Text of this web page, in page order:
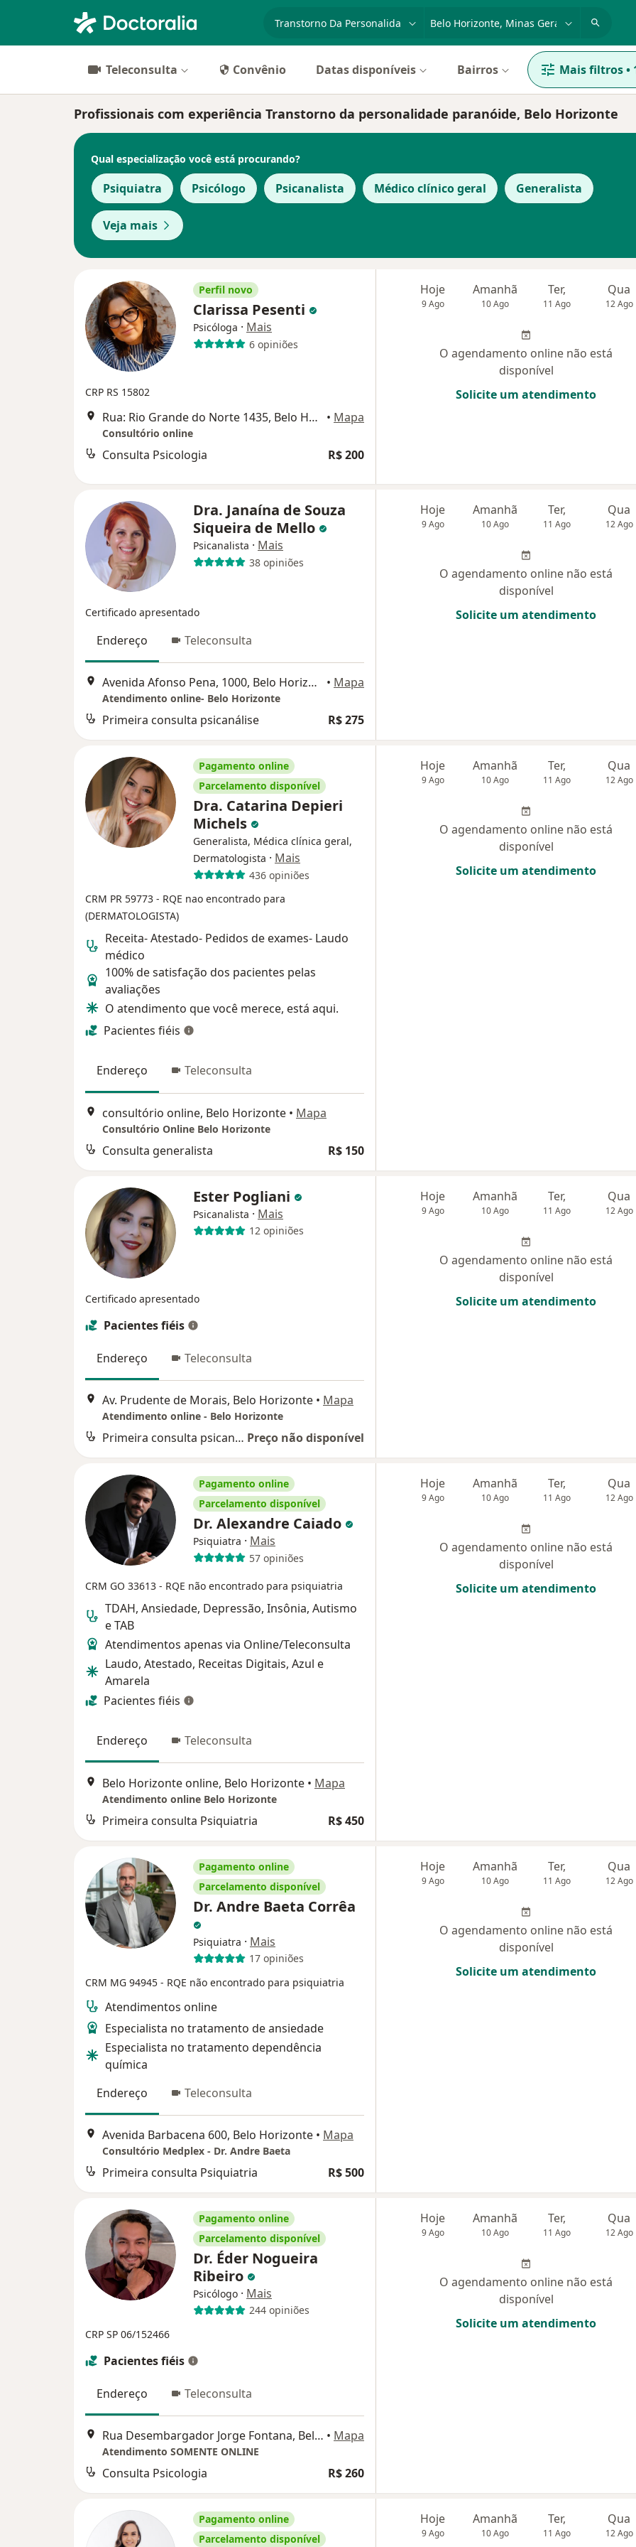
Teleconsulta Convênio Datas disponíveis Bairros Mais filtros•
Profissionais com experiência Transtorno da personalidade paranóide, Belo Horizonte
Qual especialização você está procurando?
Psiquiatra Psicólogo Psicanalista Médico clínico geral Generalista
Veja mais
Perfil novo
Clarissa Pesenti
Psicóloga · Mais
6 opiniões
CRP RS 15802
Rua: Rio Grande do Norte 1435, Belo Horizonte • Mapa
Consultório online
Consulta Psicologia R$ 200
Hoje
9 Ago
Amanhã
10 Ago
Ter,
11 Ago
Qua
12 Ago
O agendamento online não está
disponível
Solicite um atendimento
Dra. Janaína de Souza
Siqueira de Mello
Psicanalista · Mais
38 opiniões
Certificado apresentado
Endereço Teleconsulta
Avenida Afonso Pena, 1000, Belo Horizonte • Mapa
Atendimento online- Belo Horizonte
Primeira consulta psicanálise R$ 275
Hoje
9 Ago
Amanhã
10 Ago
Ter,
11 Ago
Qua
12 Ago
O agendamento online não está
disponível
Solicite um atendimento
Pagamento online
Parcelamento disponível
Dra. Catarina Depieri
Michels
Generalista, Médica clínica geral,
Dermatologista · Mais
436 opiniões
CRM PR 59773 - RQE nao encontrado para
(DERMATOLOGISTA)
Receita- Atestado- Pedidos de exames- Laudo
médico
100% de satisfação dos pacientes pelas
avaliações
O atendimento que você merece, está aqui.
Pacientes fiéis
Endereço Teleconsulta
consultório online, Belo Horizonte • Mapa
Consultório Online Belo Horizonte
Consulta generalista R$ 150
Hoje
9 Ago
Amanhã
10 Ago
Ter,
11 Ago
Qua
12 Ago
O agendamento online não está
disponível
Solicite um atendimento
Ester Pogliani
Psicanalista · Mais
12 opiniões
Certificado apresentado
Pacientes fiéis
Endereço Teleconsulta
Av. Prudente de Morais, Belo Horizonte • Mapa
Atendimento online - Belo Horizonte
Primeira consulta psicanálise Preço não disponível
Hoje
9 Ago
Amanhã
10 Ago
Ter,
11 Ago
Qua
12 Ago
O agendamento online não está
disponível
Solicite um atendimento
Pagamento online
Parcelamento disponível
Dr. Alexandre Caiado
Psiquiatra · Mais
57 opiniões
CRM GO 33613 - RQE não encontrado para psiquiatria
TDAH, Ansiedade, Depressão, Insônia, Autismo
e TAB
Atendimentos apenas via Online/Teleconsulta
Laudo, Atestado, Receitas Digitais, Azul e
Amarela
Pacientes fiéis
Endereço Teleconsulta
Belo Horizonte online, Belo Horizonte • Mapa
Atendimento online Belo Horizonte
Primeira consulta Psiquiatria R$ 450
Hoje
9 Ago
Amanhã
10 Ago
Ter,
11 Ago
Qua
12 Ago
O agendamento online não está
disponível
Solicite um atendimento
Pagamento online
Parcelamento disponível
Dr. Andre Baeta Corrêa
Psiquiatra · Mais
17 opiniões
CRM MG 94945 - RQE não encontrado para psiquiatria
Atendimentos online
Especialista no tratamento de ansiedade
Especialista no tratamento dependência
química
Endereço
Teleconsulta
Avenida Barbacena 600, Belo Horizonte • Mapa
Consultório Medplex - Dr. Andre Baeta
Primeira consulta Psiquiatria R$ 500
Hoje
9 Ago
Amanhã
10 Ago
Ter,
11 Ago
Qua
12 Ago
O agendamento online não está
disponível
Solicite um atendimento
Pagamento online
Parcelamento disponível
Dr. Éder Nogueira
Ribeiro
Psicólogo · Mais
244 opiniões
CRP SP 06/152466
Pacientes fiéis
Endereço Teleconsulta
Rua Desembargador Jorge Fontana, Belo Horizonte • Mapa
Atendimento SOMENTE ONLINE
Consulta Psicologia R$ 260
Hoje
9 Ago
Amanhã
10 Ago
Ter,
11 Ago
Qua
12 Ago
O agendamento online não está
disponível
Solicite um atendimento
Pagamento online
Parcelamento disponível
Hoje
9 Ago
Amanhã
10 Ago
Ter,
11 Ago
Qua
12 Ago